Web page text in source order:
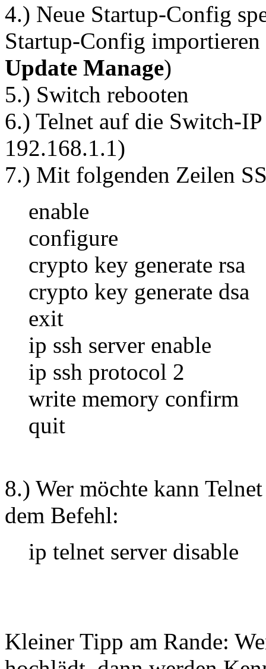
4.) Neue Startup-Config
Startup-Config importieren
Update Manage)
5.) Switch rebooten
6.) Telnet auf die Switch-
192.168.1.1)
7.) Mit folgenden Zeilen
enable
configure
crypto key generate rsa
crypto key generate dsa
exit
ip ssh server enable
ip ssh protocol 2
write memory confirm
quit
8.) Wer möchte kann
dem Befehl:
ip telnet server disable
Kleiner Tipp am Rande: